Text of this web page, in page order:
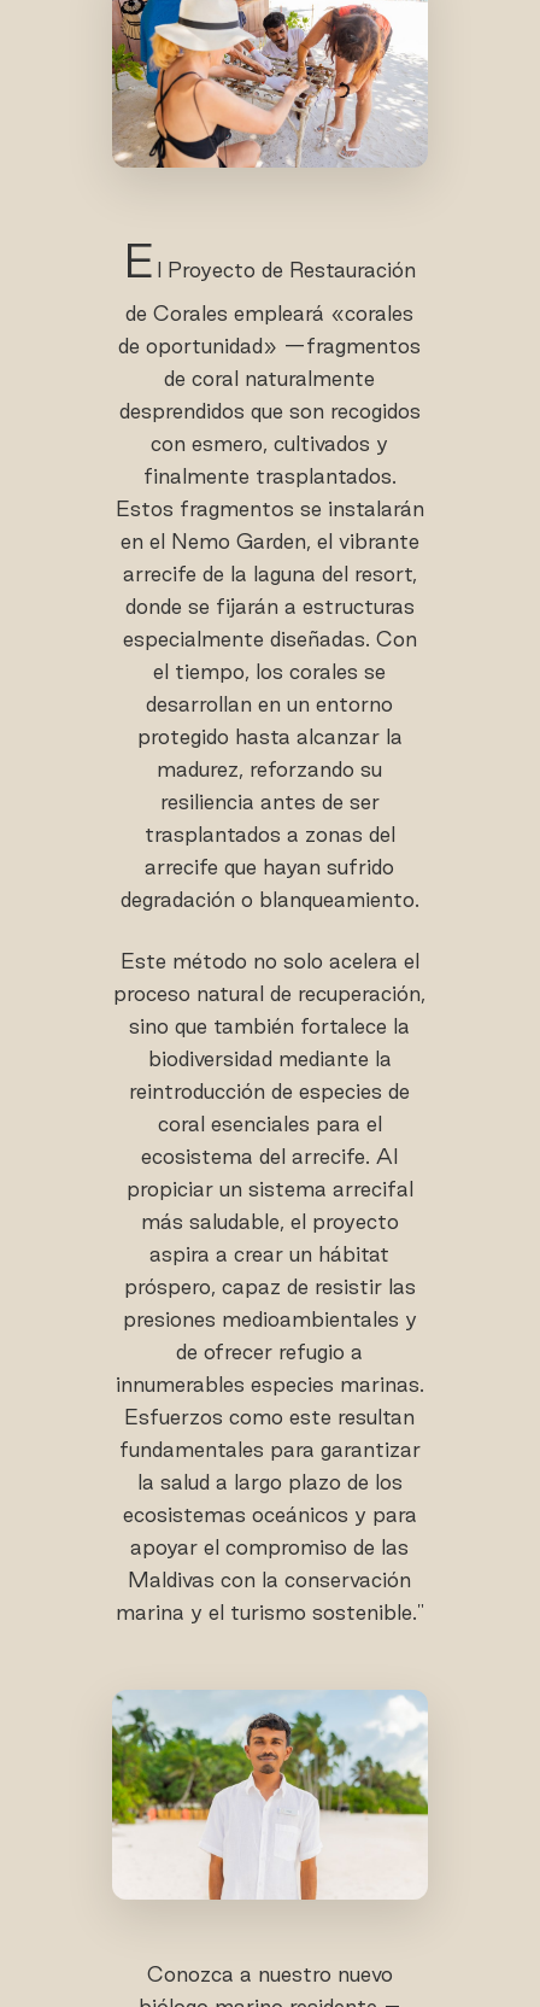
E l Proyecto de Restauración
de Corales empleará «corales
de oportunidad» —fragmentos
de coral naturalmente
desprendidos que son recogidos
con esmero, cultivados y
finalmente trasplantados.
Estos fragmentos se instalarán
en el Nemo Garden, el vibrante
arrecife de la laguna del resort,
donde se fijarán a estructuras
especialmente diseñadas. Con
el tiempo, los corales se
desarrollan en un entorno
protegido hasta alcanzar la
madurez, reforzando su
resiliencia antes de ser
trasplantados a zonas del
arrecife que hayan sufrido
degradación o blanqueamiento.
Este método no solo acelera el
proceso natural de recuperación,
sino que también fortalece la
biodiversidad mediante la
reintroducción de especies de
coral esenciales para el
ecosistema del arrecife. Al
propiciar un sistema arrecifal
más saludable, el proyecto
aspira a crear un hábitat
próspero, capaz de resistir las
presiones medioambientales y
de ofrecer refugio a
innumerables especies marinas.
Esfuerzos como este resultan
fundamentales para garantizar
la salud a largo plazo de los
ecosistemas oceánicos y para
apoyar el compromiso de las
Maldivas con la conservación
marina y el turismo sostenible."
Conozca a nuestro nuevo